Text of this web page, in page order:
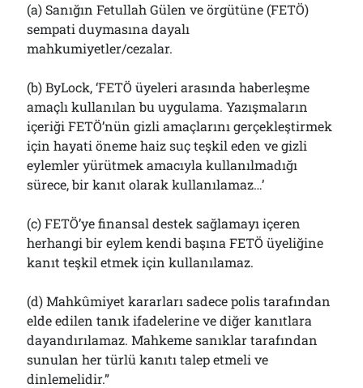
(a) Sanığın Fetullah Gülen ve örgütüne (FETÖ)
sempati duymasına dayalı
mahkumiyetler/cezalar.
(b) ByLock, ‘FETÖ üyeleri arasında haberleşme
amaçlı kullanılan bu uygulama. Yazışmaların
içeriği FETÖ’nün gizli amaçlarını gerçekleştirmek
için hayati öneme haiz suç teşkil eden ve gizli
eylemler yürütmek amacıyla kullanılmadığı
sürece, bir kanıt olarak kullanılamaz…’
(c) FETÖ’ye finansal destek sağlamayı içeren
herhangi bir eylem kendi başına FETÖ üyeliğine
kanıt teşkil etmek için kullanılamaz.
(d) Mahkûmiyet kararları sadece polis tarafından
elde edilen tanık ifadelerine ve diğer kanıtlara
dayandırılamaz. Mahkeme sanıklar tarafından
sunulan her türlü kanıtı talep etmeli ve
dinlemelidir.”